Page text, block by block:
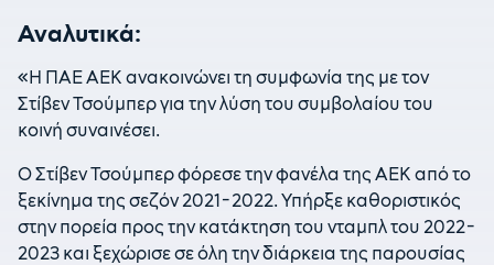
Αναλυτικά:
«H ΠΑΕ ΑΕΚ ανακοινώνει τη συμφωνία της με τον
Στίβεν Τσούμπερ για την λύση του συμβολαίου του
κοινή συναινέσει.
Ο Στίβεν Τσούμπερ φόρεσε την φανέλα της ΑΕΚ από το
ξεκίνημα της σεζόν 2021-2022. Υπήρξε καθοριστικός
στην πορεία προς την κατάκτηση του νταμπλ του 2022-
2023 και ξεχώρισε σε όλη την διάρκεια της παρουσίας